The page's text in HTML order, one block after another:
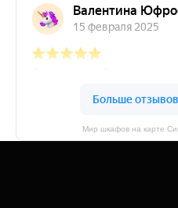
Мир шкафов на карте